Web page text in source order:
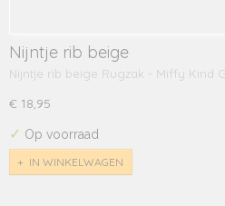
Nijntje rib beige
Nijntje rib beige Rugzak - Miffy Kind
€ 18,95
✓ Op voorraad
IN WINKELWAGEN